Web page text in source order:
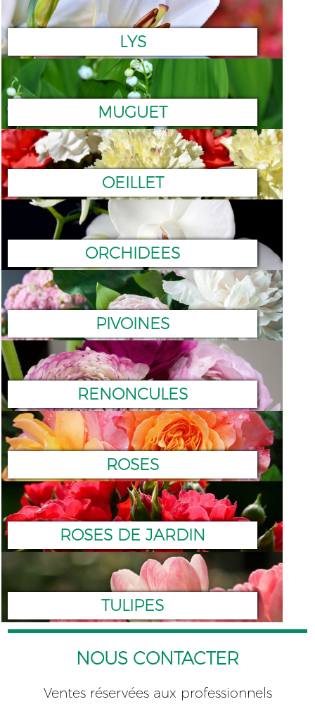
LYS
MUGUET
OEILLET
ORCHIDEES
PIVOINES
RENONCULES
ROSES
ROSES DE JARDIN
TULIPES
NOUS CONTACTER
Ventes réservées aux professionnels